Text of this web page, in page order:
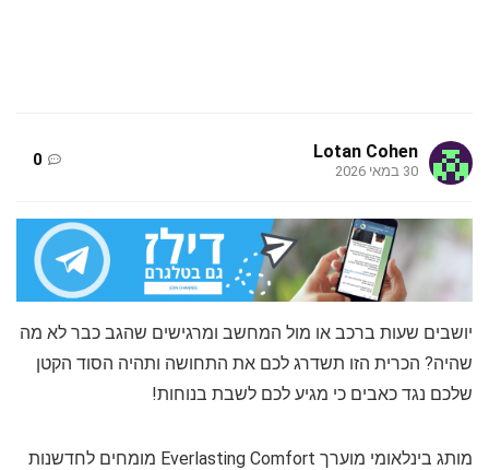
Lotan Cohen
30 במאי 2026
0
יושבים שעות ברכב או מול המחשב ומרגישים שהגב כבר לא מה
שהיה? הכרית הזו תשדרג לכם את התחושה ותהיה הסוד הקטן
שלכם נגד כאבים כי מגיע לכם לשבת בנוחות!
מותג בינלאומי מוערך Everlasting Comfort מומחים לחדשנות